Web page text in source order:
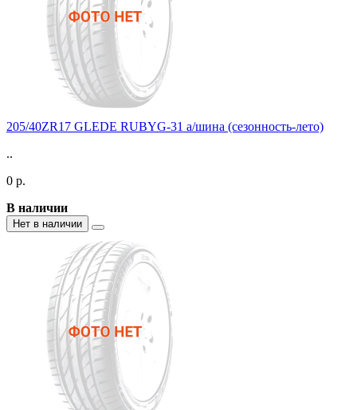
205/40ZR17 GLEDE RUBYG-31 а/шина (сезонность-лето)
..
0 р.
В наличии
Нет в наличии